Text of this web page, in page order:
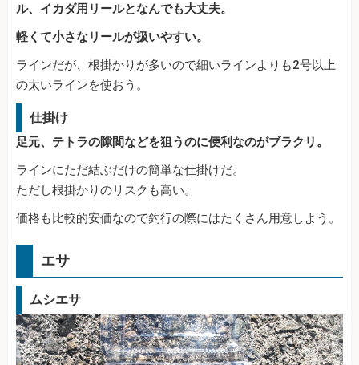
ル、イカダ用リールとなんでも大丈夫。
軽くて小さなリールが扱いやすい。
ラインだが、根掛かりが多いので細いラインよりも2号以上
の太いラインを使おう。
仕掛け
足元、テトラの隙間などを狙うのに便利なのがブラクリ。
ラインにただ結ぶだけの簡単な仕掛けだ。
ただし根掛かりのリスクも高い。
価格も比較的安価なので釣行の際にはたくさん用意しよう。
エサ
ムシエサ